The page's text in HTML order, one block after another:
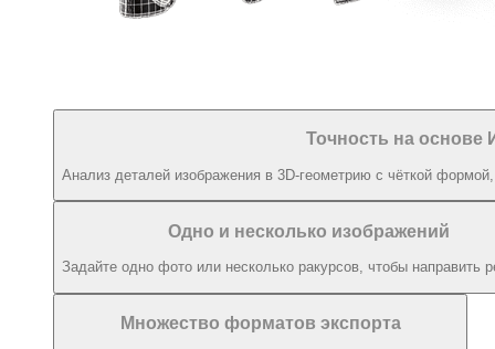
Точность на основе
Анализ деталей изображения в 3D-геометрию с чёткой
Одно и несколько изображений
Задайте одно фото или несколько ракурсов, чтобы направить
Множество форматов экспорта